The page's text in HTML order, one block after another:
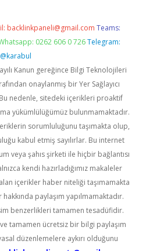
backlinkpaneli@gmail.com Teams:
0262 606 0 726 Telegram:
@karabul
Kanun gereğince Bilgi Teknolojileri
onaylanmış bir Yer Sağlayıcı
nedenle, sitedeki içerikleri proaktif
yükümlülüğümüz bulunmamaktadır.
sorumluluğunu taşımakta olup,
kabul etmiş sayılırlar. Bu internet
veya şahıs şirketi ile hiçbir bağlantısı
kendi hazırladığımız makaleler
içerikler haber niteliği taşımamakta
paylaşım yapılmamaktadır.
benzerlikleri tamamen tesadüfidir.
tamamen ücretsiz bir bilgi paylaşım
düzenlemelere aykırı olduğunu